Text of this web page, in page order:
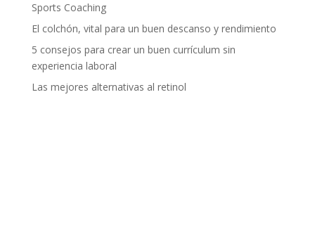
Sports Coaching
El colchón, vital para un buen descanso y rendimiento
5 consejos para crear un buen currículum sin
experiencia laboral
Las mejores alternativas al retinol